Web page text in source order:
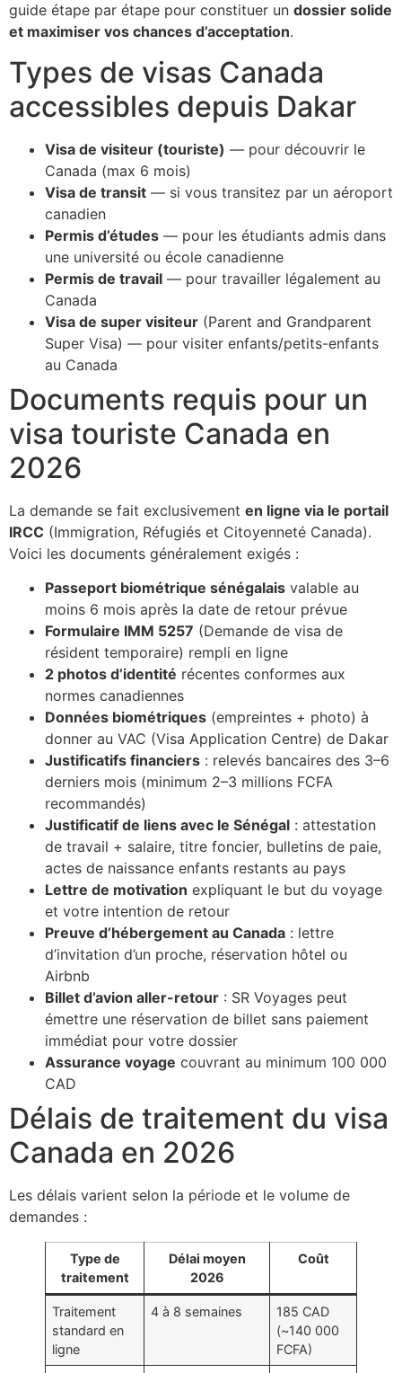
guide étape par étape pour constituer un dossier solide
et maximiser vos chances d’acceptation.
Types de visas Canada
accessibles depuis Dakar
Visa de visiteur (touriste) — pour découvrir le
Canada (max 6 mois)
Visa de transit — si vous transitez par un aéroport
canadien
Permis d’études — pour les étudiants admis dans
une université ou école canadienne
Permis de travail — pour travailler légalement au
Canada
Visa de super visiteur (Parent and Grandparent
Super Visa) — pour visiter enfants/petits-enfants
au Canada
Documents requis pour un
visa touriste Canada en
2026
La demande se fait exclusivement en ligne via le portail
IRCC (Immigration, Réfugiés et Citoyenneté Canada).
Voici les documents généralement exigés :
Passeport biométrique sénégalais valable au
moins 6 mois après la date de retour prévue
Formulaire IMM 5257 (Demande de visa de
résident temporaire) rempli en ligne
2 photos d’identité récentes conformes aux
normes canadiennes
Données biométriques (empreintes + photo) à
donner au VAC (Visa Application Centre) de Dakar
Justificatifs financiers : relevés bancaires des 3–6
derniers mois (minimum 2–3 millions FCFA
recommandés)
Justificatif de liens avec le Sénégal : attestation
de travail + salaire, titre foncier, bulletins de paie,
actes de naissance enfants restants au pays
Lettre de motivation expliquant le but du voyage
et votre intention de retour
Preuve d’hébergement au Canada : lettre
d’invitation d’un proche, réservation hôtel ou
Airbnb
Billet d’avion aller-retour : SR Voyages peut
émettre une réservation de billet sans paiement
immédiat pour votre dossier
Assurance voyage couvrant au minimum 100 000
CAD
Délais de traitement du visa
Canada en 2026
Les délais varient selon la période et le volume de
demandes :
Type de
traitement
Délai moyen
2026
Coût
Traitement
standard en
ligne
4 à 8 semaines
185 CAD
(~140 000
FCFA)